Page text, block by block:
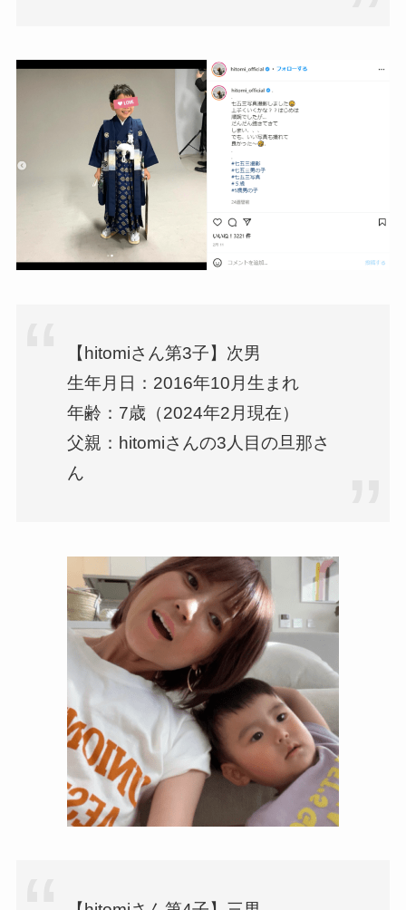
【hitomiさん第3子】次男
生年月日：2016年10月生まれ
年齢：7歳（2024年2月現在）
父親：hitomiさんの3人目の旦那さ
ん